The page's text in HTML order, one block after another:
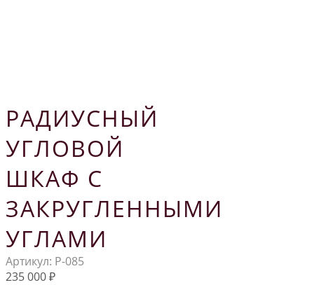
РАДИУСНЫЙ
УГЛОВОЙ
ШКАФ С
ЗАКРУГЛЕННЫМИ
УГЛАМИ
Артикул: Р-085
235 000₽